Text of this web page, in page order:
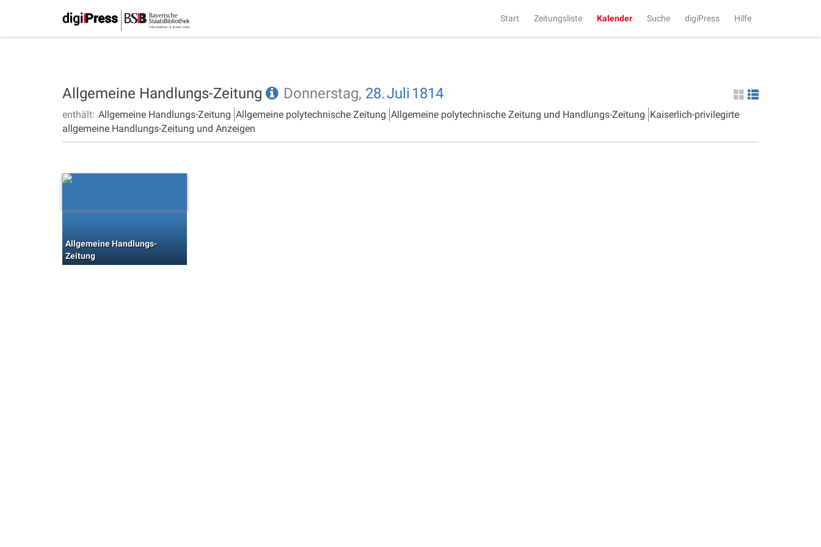
Start Zeitungsliste Kalender Suche digiPress Hilfe
Allgemeine Handlungs-Zeitung Donnerstag, 28.Juli 1814
enthält: Allgemeine Handlungs-Zeitung Allgemeine polytechnische Zeitung Allgemeine polytechnische Zeitung und Handlungs-Zeitung Kaiserlich-privilegirte
allgemeine Handlungs-Zeitung und Anzeigen
Allgemeine Handlungs-
Zeitung